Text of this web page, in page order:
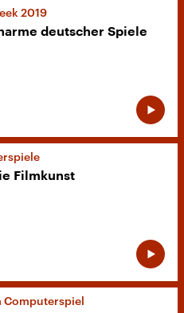
2019
deutscher Spiele
Filmkunst
Computerspiel